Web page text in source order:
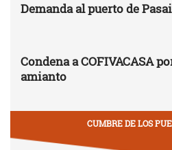
Demanda al puerto de
Condena a COFIVACASA
amianto
CUMBRE DE LOS